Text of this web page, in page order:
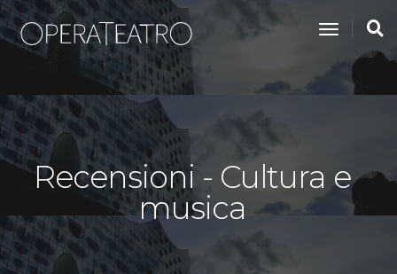
toggle
Recensioni - Cultura e
musica